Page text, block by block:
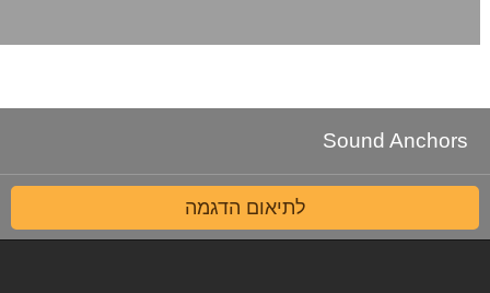
Sound Anchors
לתיאום הדגמה
הדגמת ציוד